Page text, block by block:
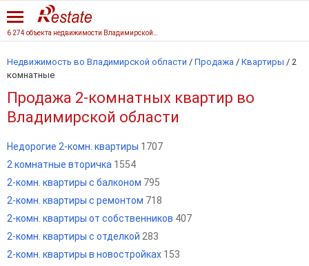
Недвижимость во Владимирской области / Продажа / Квартиры / 2
комнатные
Продажа 2-комнатных квартир во
Владимирской области
Недорогие 2-комн. квартиры 1707
2 комнатные вторичка 1554
2-комн. квартиры с балконом 795
2-комн. квартиры с ремонтом 718
2-комн. квартиры от собственников 407
2-комн. квартиры с отделкой 283
2-комн. квартиры в новостройках 153